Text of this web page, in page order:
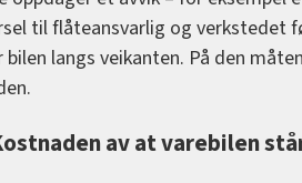
til flåteansvarlig og verkstedet
langs veikanten. På den
av at varebilen